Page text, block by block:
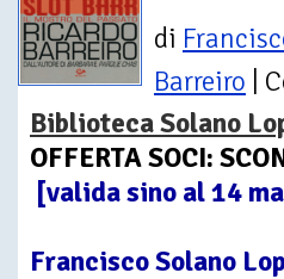
di
Barreiro |
Biblioteca Solano
OFFERTA SOCI:
[valida sino al 14
Francisco Solano